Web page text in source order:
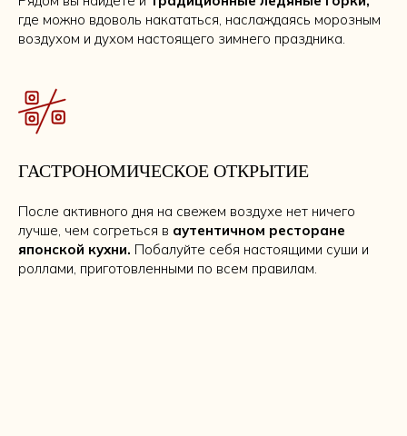
где можно вдоволь накататься, наслаждаясь морозным
воздухом и духом настоящего зимнего праздника.
ГАСТРОНОМИЧЕСКОЕ ОТКРЫТИЕ
После активного дня на свежем воздухе нет ничего
лучше, чем согреться в аутентичном ресторане
японской кухни. Побалуйте себя настоящими суши и
роллами, приготовленными по всем правилам.